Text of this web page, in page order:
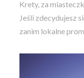
Krety, za
Jeśli zdecydujesz
zanim lokalne